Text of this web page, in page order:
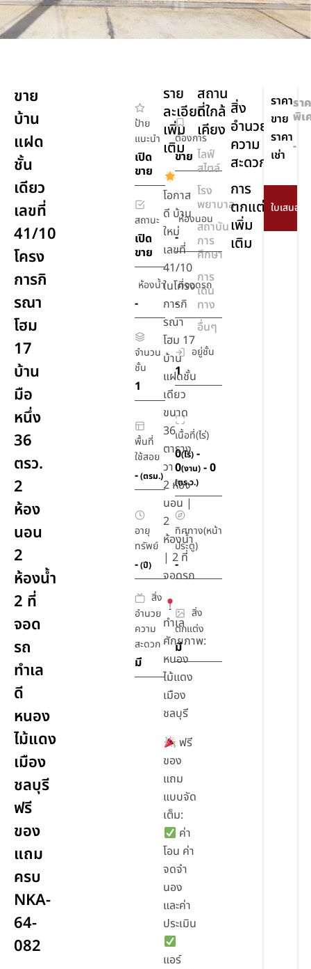
ขาย
บ้าน
แฝด
ชั้น
เดียว
เลขที่
41/10
โครง
การกิ
รณา
โฮม
17
บ้าน
มือ
หนึ่ง
36
ตรว.
2
ห้อง
นอน
2
ห้องน้ำ
2 ที่
จอด
รถ
ทำเล
ดี
หนอง
ไม้แดง
เมือง
ชลบุรี
ฟรี
ของ
แถม
ครบ
NKA-
64-
082
ป้าย
แนะนำ
เปิด
ขาย
ต้องการ
ขาย
สถานะ
เปิด
ขาย
ห้องนอน
-
ห้องน้ำ
-
ที่จอดรถ
-
จำนวน
ชั้น
1
อยู่ชั้น
1
พื้นที่
ใช้สอย
-(ตรม.)
เนื้อที่(ไร่)
0(ไร่) -
0(งาน) - 0
(ตร.ว.)
อายุ
ทรัพย์
-(ปี)
ทิศทาง(หน้า
ประตู)
-
สิ่ง
อำนวย
ความ
สะดวก
มี
สิ่ง
ตกแต่ง
มี
ราย
ละเอียด
เพิ่ม
เติม
โอกาส
ดี บ้าน
ใหม่
เลขที่
41/10
ในโครง
การกิ
รณา
โฮม 17
บ้าน
แฝดชั้น
เดียว
ขนาด
36
ตาราง
วา
2 ห้อง
นอน |
2
ห้องน้ำ
| 2 ที่
จอดรถ
ทำเล
ศักยภาพ:
หนอง
ไม้แดง
เมือง
ชลบุรี
ฟรี
ของ
แถม
แบบจัด
เต็ม:
ค่า
โอน ค่า
จดจำ
นอง
และค่า
ประเมิน
แอร์
สถาน
ที่ใกล้
เคียง
ไลฟ์
สไตล์
โรง
พยาบาล
สถาบัน
การ
ศึกษา
การ
เดิน
ทาง
อื่นๆ
สิ่ง
อำนวย
ความ
สะดวก
การ
ตกแต่ง
เพิ่ม
เติม
ราคา
ขาย
รา
พิเ
ราคา
เช่า
-